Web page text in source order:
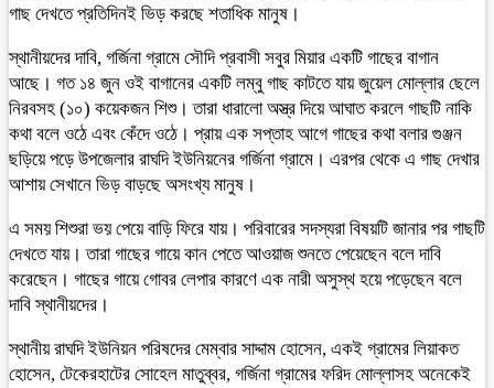
গাছ দেখতে প্রতিদিনই ভিড় করছে শতাধিক মানুষ।
স্থানীয়দের দাবি, গর্জিনা গ্রামে সৌদি প্রবাসী সবুর মিয়ার একটি গাছের বাগান
আছে। গত ১৪ জুন ওই বাগানের একটি লম্বু গাছ কাটতে যায় জুয়েল মোল্লার ছেলে
নিরবসহ (১০) কয়েকজন শিশু। তারা ধারালো অস্ত্র দিয়ে আঘাত করলে গাছটি নাকি
কথা বলে ওঠে এবং কেঁদে ওঠে। প্রায় এক সপ্তাহ আগে গাছের কথা বলার গুঞ্জন
ছড়িয়ে পড়ে উপজেলার রাঘদি ইউনিয়নের গর্জিনা গ্রামে। এরপর থেকে এ গাছ দেখার
আশায় সেখানে ভিড় বাড়ছে অসংখ্য মানুষ।
এ সময় শিশুরা ভয় পেয়ে বাড়ি ফিরে যায়। পরিবারের সদস্যরা বিষয়টি জানার পর গাছটি
দেখতে যায়। তারা গাছের গায়ে কান পেতে আওয়াজ শুনতে পেয়েছেন বলে দাবি
করেছেন। গাছের গায়ে গোবর লেপার কারণে এক নারী অসুস্থ হয়ে পড়েছেন বলে
দাবি স্থানীয়দের।
স্থানীয় রাঘদি ইউনিয়ন পরিষদের মেম্বার সাদ্দাম হোসেন, একই গ্রামের লিয়াকত
হোসেন, টেকেরহাটের সোহেল মাতুব্বর, গর্জিনা গ্রামের ফরিদ মোল্লাসহ অনেকেই